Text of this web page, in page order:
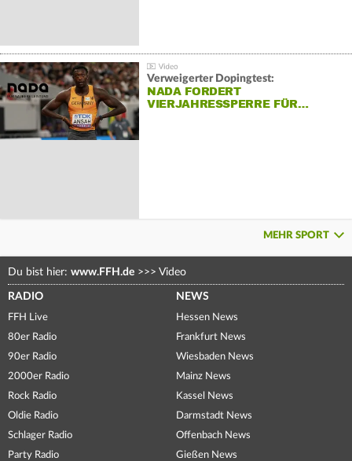
Verweigerter Dopingtest:
NADA FORDERT
VIERJAHRESSPERRE FÜR…
MEHR SPORT
Du bist hier: www.FFH.de >>> Video
RADIO
FFH Live
80er Radio
90er Radio
2000er Radio
Rock Radio
Oldie Radio
Schlager Radio
Party Radio
NEWS
Hessen News
Frankfurt News
Wiesbaden News
Mainz News
Kassel News
Darmstadt News
Offenbach News
Gießen News